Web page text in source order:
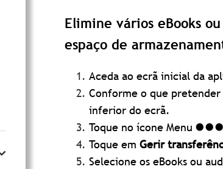
Elimine vários eBooks
espaço de
Aceda ao ecrã inicial da
Conforme o que
inferior do ecrã.
Toque no ícone Menu
Toque em Gerir
Selecione os eBooks ou